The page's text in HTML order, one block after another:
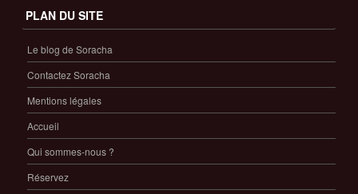
PLAN DU SITE
Le blog de Soracha
Contactez Soracha
Mentions légales
Accueil
Qui sommes-nous ?
Réservez